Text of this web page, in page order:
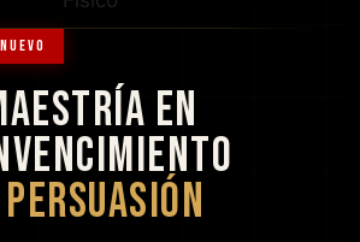
NUEVO
EN
PERSUASIÓN